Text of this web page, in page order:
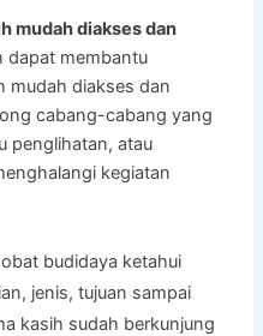
mudah diakses dan
dapat membantu
mudah diakses dan
cabang-cabang yang
penglihatan, atau
kegiatan
budidaya ketahui
jenis, tujuan sampai
kasih sudah berkunjung